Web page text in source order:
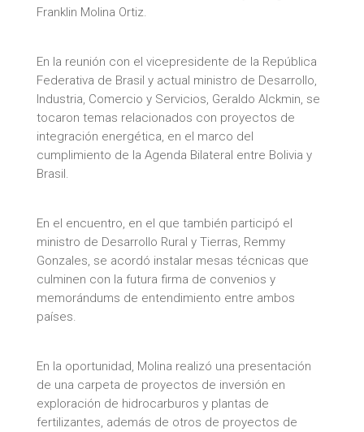
Franklin Molina Ortiz.
En la reunión con el vicepresidente de la República
Federativa de Brasil y actual ministro de Desarrollo,
Industria, Comercio y Servicios, Geraldo Alckmin, se
tocaron temas relacionados con proyectos de
integración energética, en el marco del
cumplimiento de la Agenda Bilateral entre Bolivia y
Brasil.
En el encuentro, en el que también participó el
ministro de Desarrollo Rural y Tierras, Remmy
Gonzales, se acordó instalar mesas técnicas que
culminen con la futura firma de convenios y
memorándums de entendimiento entre ambos
países.
En la oportunidad, Molina realizó una presentación
de una carpeta de proyectos de inversión en
exploración de hidrocarburos y plantas de
fertilizantes, además de otros de proyectos de